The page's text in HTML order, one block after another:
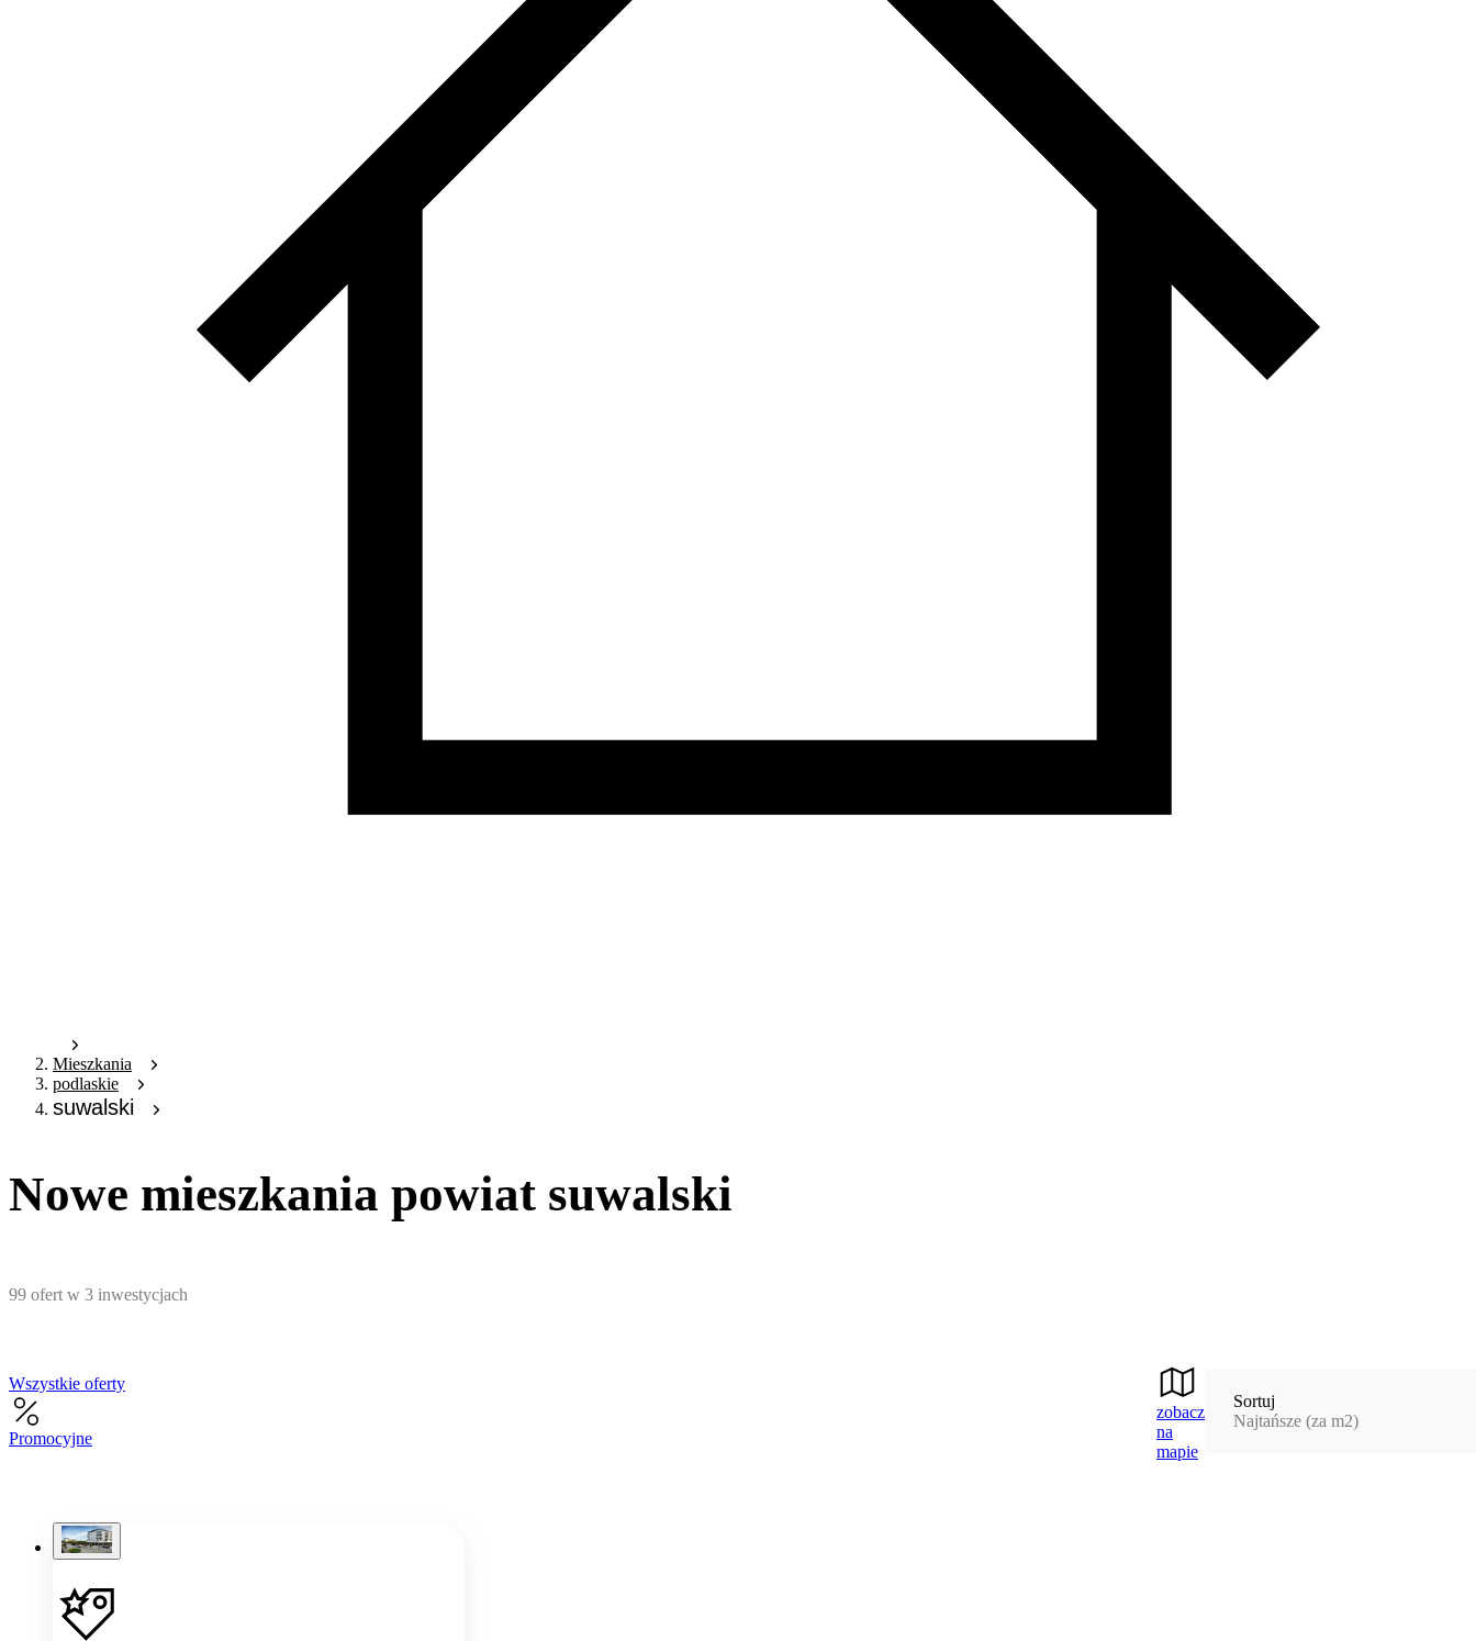
Mieszkania
podlaskie
suwalski
Nowe mieszkania powiat suwalski
99 ofert w 3 inwestycjach
Wszystkie oferty
Promocyjne
zobacz
na
mapie
Sortuj
Najtańsze (za m2)